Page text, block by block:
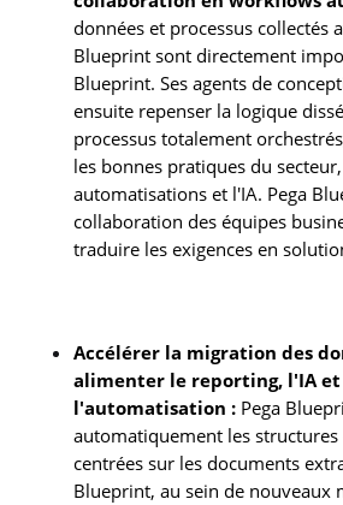
données et processus collectés
Blueprint sont directement
Blueprint. Ses agents de
ensuite repenser la logique
processus totalement
les bonnes pratiques du
automatisations et l'IA. Pega
collaboration des équipes
traduire les exigences en
Accélérer la migration des
alimenter le reporting, l'IA et
l'automatisation : Pega
automatiquement les structures
centrées sur les documents
Blueprint, au sein de nouveaux